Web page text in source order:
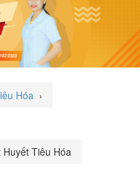
GÓI KHÁM
LIÊN HỆ
Hóa ›
Tiêu Hóa